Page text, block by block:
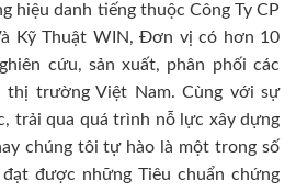
hiệu danh tiếng thuộc Công Ty CP
Kỹ Thuật WIN, Đơn vị có hơn 10
cứu, sản xuất, phân phối các
trường Việt Nam. Cùng với sự
trải qua quá trình nỗ lực xây dựng
chúng tôi tự hào là một trong số
được những Tiêu chuẩn chứng